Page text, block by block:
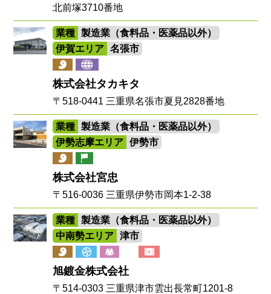
北前塚3710番地
業種
製造業（食料品・医薬品以外）
伊賀エリア
名張市
株式会社タカキタ
〒518-0441 三重県名張市夏見2828番地
業種
製造業（食料品・医薬品以外）
伊勢志摩エリア
伊勢市
株式会社宮忠
〒516-0036 三重県伊勢市岡本1-2-38
業種
製造業（食料品・医薬品以外）
中南勢エリア
津市
旭鍍金株式会社
〒514-0303 三重県津市雲出長常町1201-8